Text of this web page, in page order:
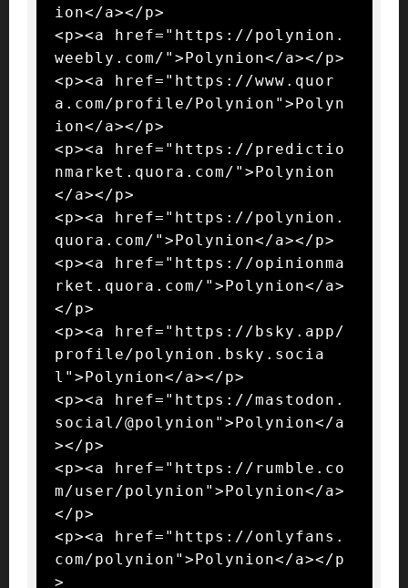
ion</a></p>
<p><a href="https://polynion.
weebly.com/">Polynion</a></p>
<p><a href="https://www.quor
a.com/profile/Polynion">Polyn
ion</a></p>
<p><a href="https://predictio
nmarket.quora.com/">Polynion
</a></p>
<p><a href="https://polynion.
quora.com/">Polynion</a></p>
<p><a href="https://opinionma
rket.quora.com/">Polynion</a>
</p>
<p><a href="https://bsky.app/
profile/polynion.bsky.socia
l">Polynion</a></p>
<p><a href="https://mastodon.
social/@polynion">Polynion</a
></p>
<p><a href="https://rumble.co
m/user/polynion">Polynion</a>
</p>
<p><a href="https://onlyfans.
com/polynion">Polynion</a></p
>